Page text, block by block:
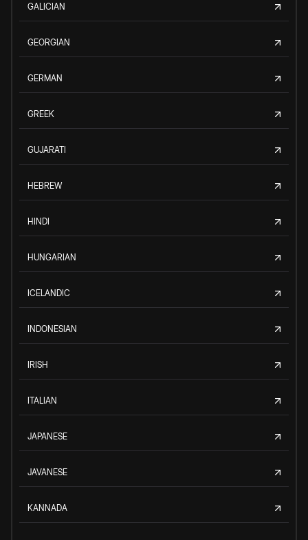
GALICIAN
GEORGIAN
GERMAN
GREEK
GUJARATI
HEBREW
HINDI
HUNGARIAN
ICELANDIC
INDONESIAN
IRISH
ITALIAN
JAPANESE
JAVANESE
KANNADA